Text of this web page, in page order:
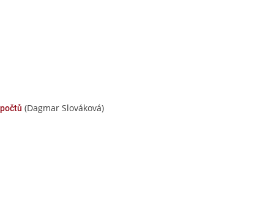
(Dagmar Slováková)